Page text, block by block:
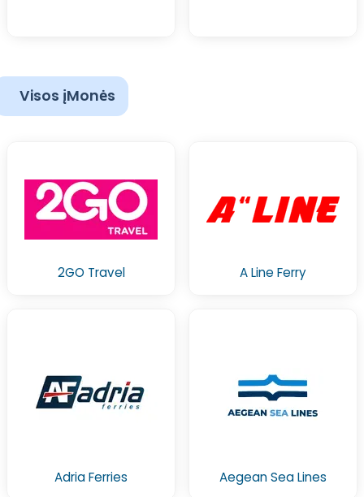
Visos įMonės
2GO Travel A Line Ferry
Adria Ferries Aegean Sea Lines